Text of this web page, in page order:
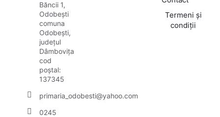
Băncii 1,
Odobești
comuna
Odobești,
județul
Dâmbovița
cod
poștal:
137345
primaria_odobesti@yahoo.com
0245
Termeni și
condiții